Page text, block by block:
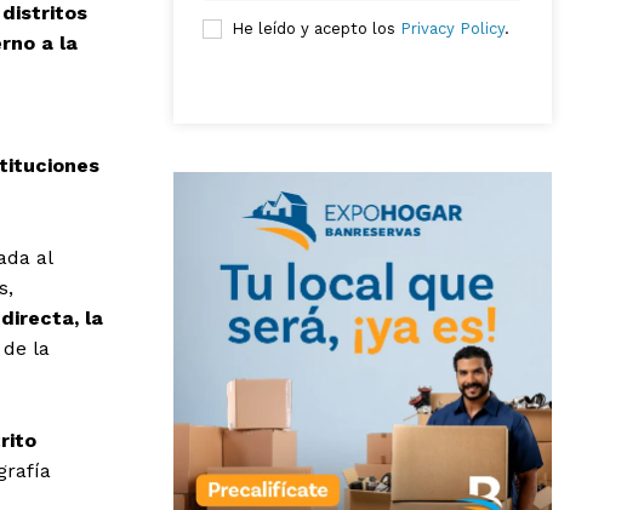
distritos
a la
al
la
la
He leído y acepto los Privacy Policy.